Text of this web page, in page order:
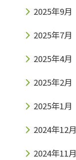
2025年9月
2025年7月
2025年4月
2025年2月
2025年1月
2024年12月
2024年11月